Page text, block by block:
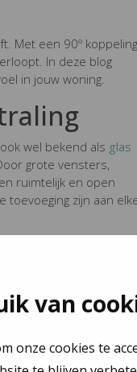
van
onze cookies te
Met een 90º koppeling
In deze blog
in jouw woning.
wel bekend als glas
grote vensters,
ruimtelijk en open
toevoeging zijn aan
op
vormen.
glas op glas een